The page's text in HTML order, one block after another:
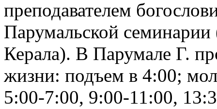
преподавателем
Парумальской
Керала). В Парумале Г.
жизни: подъем в 4:00;
5:00-7:00, 9:00-11:00,